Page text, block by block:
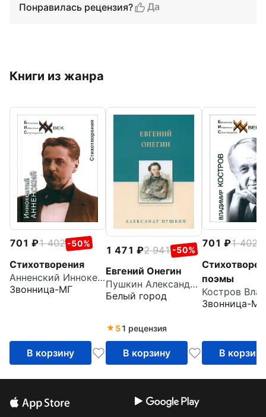
Понравилась рецензия?
Да
Книги из жанра
701 1 402 -50%
Стихотворения
Анненский Иннокентий Федорович
Звонница-МГ
В корзину
1 471 2 941 -50%
Евгений Онегин
Пушкин Александр Сергеевич
Белый город
51 рецензия
В корзину
701 1 402
поэмы
Звонница-МГ
В корзину